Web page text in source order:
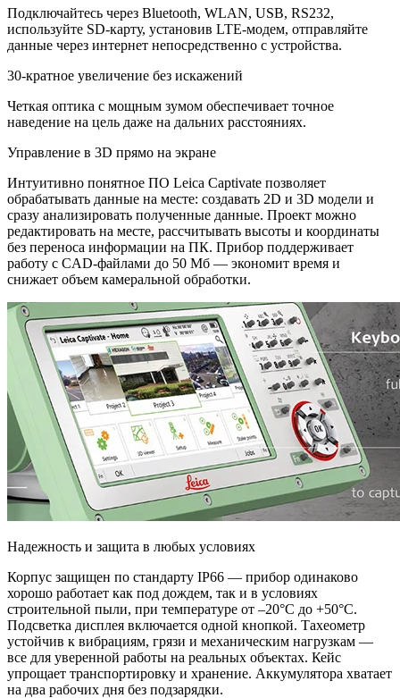
Подключайтесь через Bluetooth, WLAN, USB, RS232,
используйте SD-карту, установив LTE-модем, отправляйте
данные через интернет непосредственно с устройства.
30-кратное увеличение без искажений
Четкая оптика с мощным зумом обеспечивает точное
наведение на цель даже на дальних расстояниях.
Управление в 3D прямо на экране
Интуитивно понятное ПО Leica Captivate позволяет
обрабатывать данные на месте: создавать 2D и 3D модели и
сразу анализировать полученные данные. Проект можно
редактировать на месте, рассчитывать высоты и координаты
без переноса информации на ПК. Прибор поддерживает
работу с CAD-файлами до 50 Мб — экономит время и
снижает объем камеральной обработки.
Надежность и защита в любых условиях
Корпус защищен по стандарту IP66 — прибор одинаково
хорошо работает как под дождем, так и в условиях
строительной пыли, при температуре от –20°C до +50°C.
Подсветка дисплея включается одной кнопкой. Тахеометр
устойчив к вибрациям, грязи и механическим нагрузкам —
все для уверенной работы на реальных объектах. Кейс
упрощает транспортировку и хранение. Аккумулятора хватает
на два рабочих дня без подзарядки.